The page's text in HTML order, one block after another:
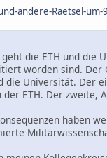
andere-Raetsel-
die ETH und
worden sind.
die Universität. Der
ETH. Der zweite,
haben